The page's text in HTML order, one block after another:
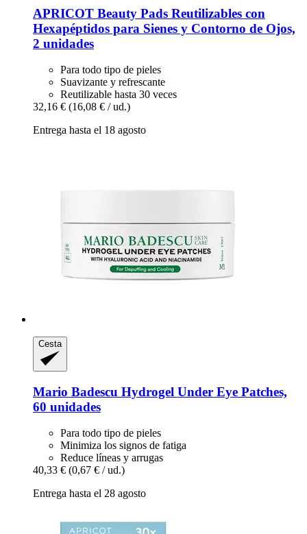
APRICOT Beauty Pads Reutilizables con
Hexapéptidos para Sienes y Contorno de Ojos,
2 unidades
Para todo tipo de pieles
Suavizante y refrescante
Reutilizable hasta 30 veces
32,16 € (16,08 € / ud.)
Entrega hasta el 18 agosto
Cesta
Mario Badescu Hydrogel Under Eye Patches,
60 unidades
Para todo tipo de pieles
Minimiza los signos de fatiga
Reduce líneas y arrugas
40,33 € (0,67 € / ud.)
Entrega hasta el 28 agosto